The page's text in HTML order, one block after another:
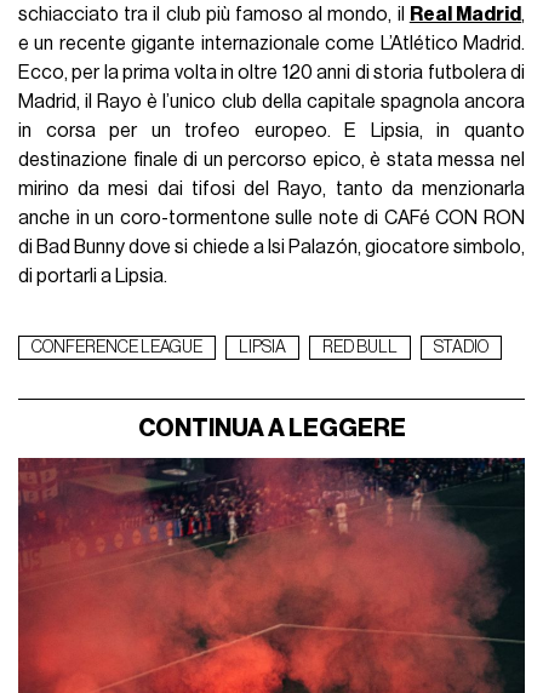
schiacciato tra il club più famoso al mondo, il
Real Madrid,
e un recente gigante internazionale come L’Atlético Madrid.
Ecco, per la prima volta in oltre 120 anni di storia futbolera di
Madrid, il Rayo è l’unico club della capitale spagnola ancora
in corsa per un trofeo europeo. E Lipsia, in quanto
destinazione finale di un percorso epico, è stata messa nel
mirino da mesi dai tifosi del Rayo, tanto da menzionarla
anche in un coro-tormentone sulle note di CAFé CON RON
di Bad Bunny dove si chiede a Isi Palazón, giocatore simbolo,
di portarli a Lipsia.
CONFERENCE LEAGUE LIPSIA RED BULL STADIO
CONTINUA A LEGGERE